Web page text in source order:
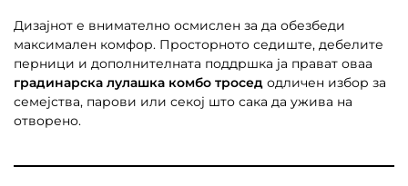
Дизајнот е внимателно осмислен за да обезбеди
максимален комфор. Просторното седиште, дебелите
перници и дополнителната поддршка ја прават оваа
градинарска лулашка комбо тросед одличен избор за
семејства, парови или секој што сака да ужива на
отворено.